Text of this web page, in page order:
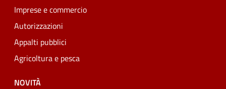
Imprese e commercio
Autorizzazioni
Appalti pubblici
Agricoltura e pesca
NOVITÀ